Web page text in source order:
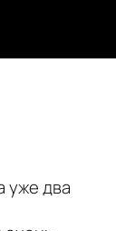
уже два